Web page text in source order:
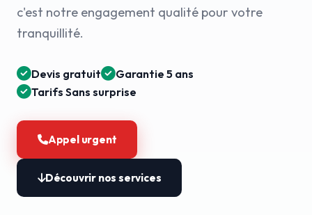
c'est notre engagement qualité pour votre
tranquillité.
Devis gratuit
Garantie 5 ans
Tarifs Sans surprise
Appel urgent
Découvrir nos services